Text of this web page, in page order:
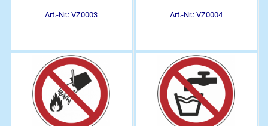
Art.-Nr.: VZ0003 Art.-Nr.: VZ0004